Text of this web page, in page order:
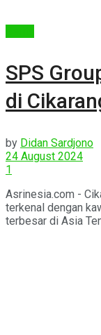
SPS
di
by Didan Sardjono
24 August 2024
1
Asrinesia.com -
terkenal dengan
terbesar di Asia